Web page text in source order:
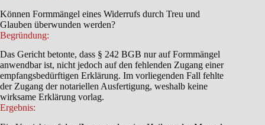
Können Formmängel eines Widerrufs durch Treu und
Glauben überwunden werden?
Begründung:
Das Gericht betonte, dass § 242 BGB nur auf Formmängel
anwendbar ist, nicht jedoch auf den fehlenden Zugang einer
empfangsbedürftigen Erklärung. Im vorliegenden Fall fehlte
der Zugang der notariellen Ausfertigung, weshalb keine
wirksame Erklärung vorlag.
Ergebnis: